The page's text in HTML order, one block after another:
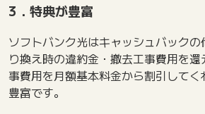
3．特典が豊富
ソフトバンク光はキャッシュバック
り換え時の違約金・撤去工事費用を
事費用を月額基本料金から割引して
豊富です。